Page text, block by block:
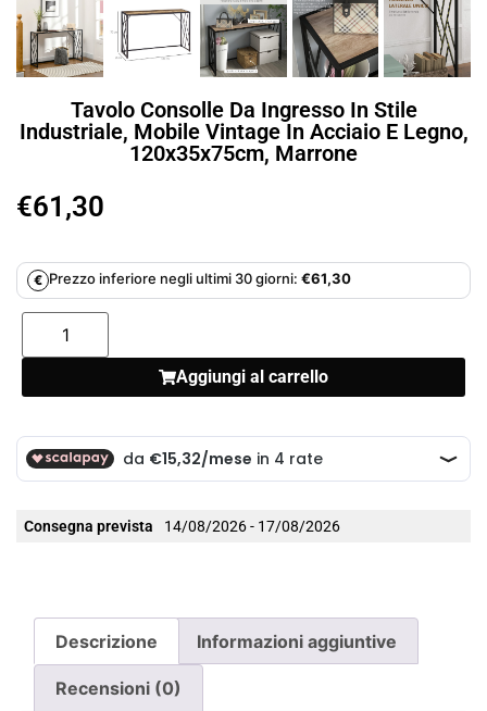
Tavolo Consolle Da Ingresso In Stile
Industriale, Mobile Vintage In Acciaio E Legno,
120x35x75cm, Marrone
€61,30
€ Prezzo inferiore negli ultimi 30 giorni: €61,30
Aggiungi al carrello
Consegna prevista 14/08/2026 - 17/08/2026
Descrizione Informazioni aggiuntive
Recensioni (0)